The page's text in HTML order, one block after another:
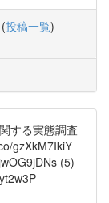
(投稿一覧)
する実態調査
gzXkM7IkiY
(5)